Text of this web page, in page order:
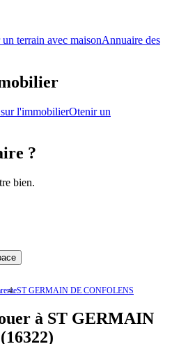
terrain avec maisonAnnuaire des
l'immobilierOtenir un
?
bien.
ST GERMAIN DE CONFOLENS
à ST GERMAIN